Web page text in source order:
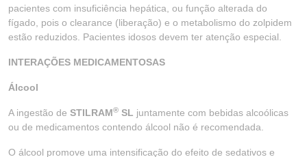
pacientes com insuficiência hepática, ou função alterada do
fígado, pois o clearance (liberação) e o metabolismo do zolpidem
estão reduzidos. Pacientes idosos devem ter atenção especial.
INTERAÇÕES MEDICAMENTOSAS
Álcool
A ingestão de STILRAM® SL juntamente com bebidas alcoólicas
ou de medicamentos contendo álcool não é recomendada.
O álcool promove uma intensificação do efeito de sedativos e